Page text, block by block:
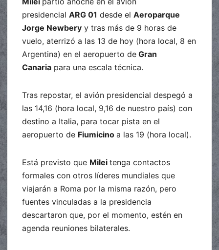
presidencial ARG 01 desde el Aeroparque
Jorge Newbery y tras más de 9 horas de
vuelo, aterrizó a las 13 de hoy (hora local, 8 en
Argentina) en el aeropuerto de Gran
Canaria para una escala técnica.
Tras repostar, el avión presidencial despegó a
las 14,16 (hora local, 9,16 de nuestro país) con
destino a Italia, para tocar pista en el
aeropuerto de Fiumicino a las 19 (hora local).
Está previsto que Milei tenga contactos
formales con otros líderes mundiales que
viajarán a Roma por la misma razón, pero
fuentes vinculadas a la presidencia
descartaron que, por el momento, estén en
agenda reuniones bilaterales.